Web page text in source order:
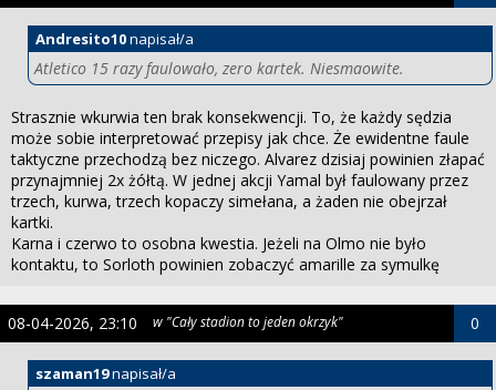
Andresito10napisał/a
Atletico 15 razy faulowało, zero kartek. Niesmaowite.
Strasznie wkurwia ten brak konsekwencji. To, że każdy sędzia
może sobie interpretować przepisy jak chce. Że ewidentne faule
taktyczne przechodzą bez niczego. Alvarez dzisiaj powinien złapać
przynajmniej 2x żółtą. W jednej akcji Yamal był faulowany przez
trzech, kurwa, trzech kopaczy simełana, a żaden nie obejrzał
kartki.
Karna i czerwo to osobna kwestia. Jeżeli na Olmo nie było
kontaktu, to Sorloth powinien zobaczyć amarille za symulkę
szaman19napisał/a
08-04-2026, 23:10 w "Cały stadion to jeden okrzyk" 0